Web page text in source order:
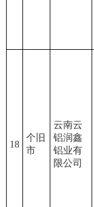
18
个旧
市
云南云
铝润鑫
铝业有
限公司